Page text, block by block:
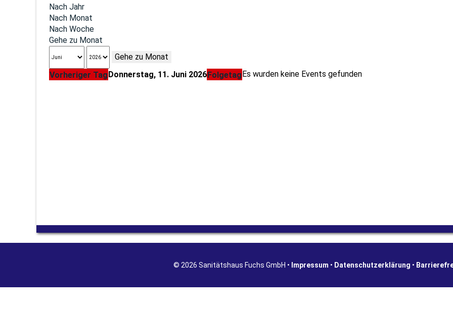
Nach Jahr
Nach Monat
Nach Woche
Gehe zu Monat
Gehe zu Monat
Vorheriger TagDonnerstag, 11. Juni 2026FolgetagEs wurden keine Events gefunden
© 2026 Sanitätshaus Fuchs GmbH • Impressum • Datenschutzerklärung •